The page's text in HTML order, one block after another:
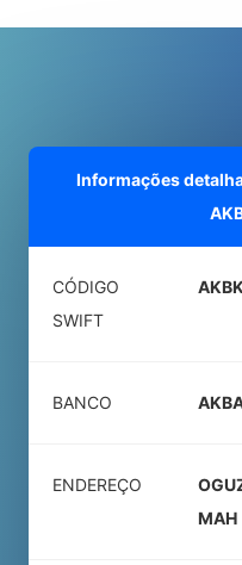
Informações
CÓDIGO
SWIFT
BANCO
ENDEREÇO
MAH